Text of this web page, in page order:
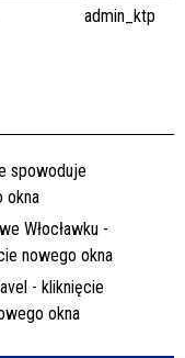
admin_ktp